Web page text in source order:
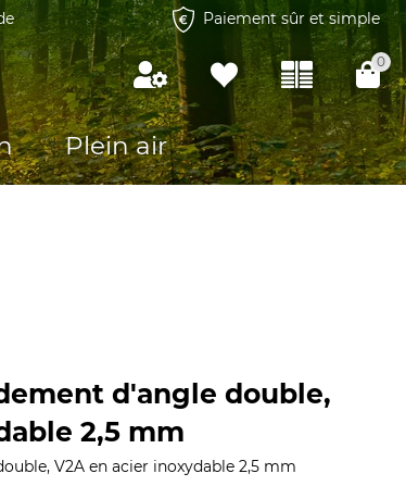
Paiement sûr et simple
0
Plein air
d'angle double,
2,5 mm
V2A en acier inoxydable 2,5 mm